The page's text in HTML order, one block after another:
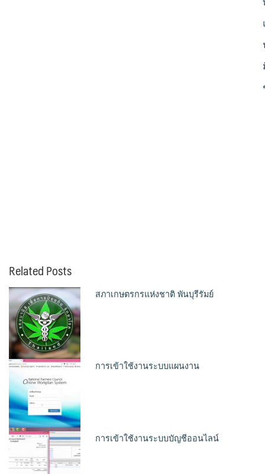
Related Posts
สภาเกษตรกรแห่งชาติ พันบุรีรัมย์
การเข้าใช้งานระบบแผนงาน
การเข้าใช้งานระบบบัญชีออนไลน์